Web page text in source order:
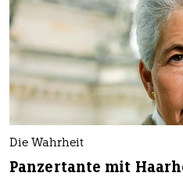
Die Wahrheit
Panzertante mit